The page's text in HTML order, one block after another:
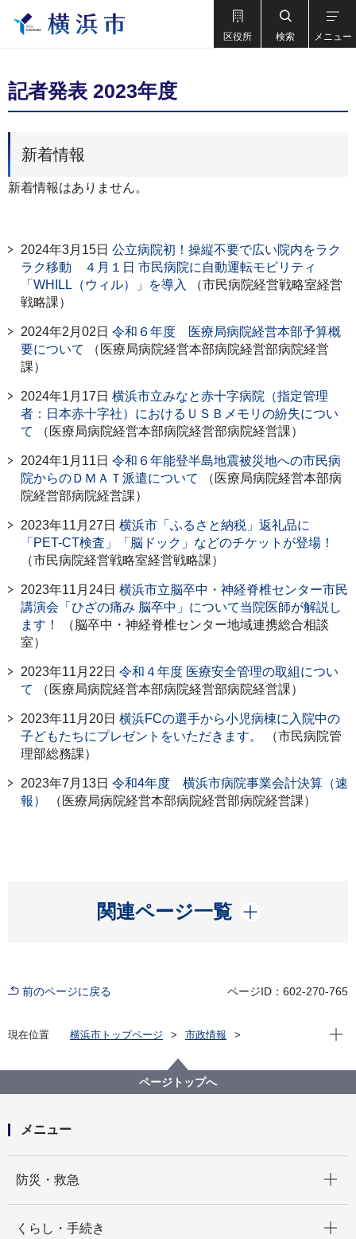
区役所 検索 メニュー
記者発表 2023年度
新着情報
新着情報はありません。
2024年3月15日 公立病院初！操縦不要で広い院内をラク
ラク移動 ４月１日 市民病院に自動運転モビリティ
「WHILL（ウィル）」を導入
（市民病院経営戦略室経営
戦略課）
2024年2月02日 令和６年度 医療局病院経営本部予算概
要について
（医療局病院経営本部病院経営部病院経営
課）
2024年1月17日 横浜市立みなと赤十字病院（指定管理
者：日本赤十字社）におけるＵＳＢメモリの紛失につい
て
（医療局病院経営本部病院経営部病院経営課）
2024年1月11日 令和６年能登半島地震被災地への市民病
院からのＤＭＡＴ派遣について
（医療局病院経営本部病
院経営部病院経営課）
2023年11月27日 横浜市「ふるさと納税」返礼品に
「PET-CT検査」「脳ドック」などのチケットが登場！
（市民病院経営戦略室経営戦略課）
2023年11月24日 横浜市立脳卒中・神経脊椎センター市民
講演会「ひざの痛み 脳卒中」について当院医師が解説し
ます！
（脳卒中・神経脊椎センター地域連携総合相談
室）
2023年11月22日 令和４年度 医療安全管理の取組につい
て
（医療局病院経営本部病院経営部病院経営課）
2023年11月20日 横浜FCの選手から小児病棟に入院中の
子どもたちにプレゼントをいただきます。
（市民病院管
理部総務課）
2023年7月13日 令和4年度 横浜市病院事業会計決算（速
報）
（医療局病院経営本部病院経営部病院経営課）
関連ページ一覧
開く
前のページに戻る ページID：602-270-765
現在位置 横浜市トップページ
市政情報
現在
ページトップへ
メニュー
防災・救急
くらし・手続き